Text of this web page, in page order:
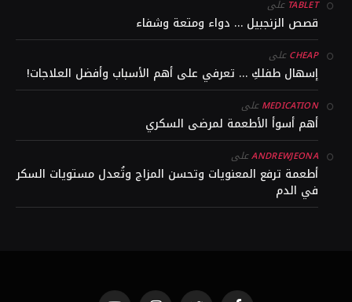
TABLET على
قصص الزنجبيل … دواء ومتعة وشفاء
CHEAPعلى
إسهال طفلكِ … تعرفي على أهم الأسباب وأفضل العلاجات!
MEDICATIONعلى
أهم أسوأ الأطعمة لمرضى السكري
ANDREWJEONAعلى
أطعمة ترفع المعنويات وتحسن المزاج وتُعدل مستويات السكر
في الدم